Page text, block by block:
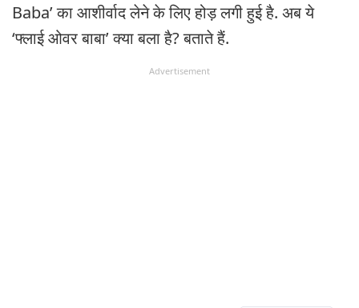
Baba’ का आशीर्वाद लेने के लिए होड़ लगी हुई है. अब ये
‘फ्लाई ओवर बाबा’ क्या बला है? बताते हैं.
Advertisement